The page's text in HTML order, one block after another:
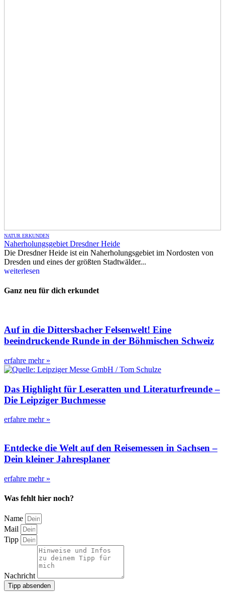
NATUR ERKUNDEN
Naherholungsgebiet Dresdner Heide
Die Dresdner Heide ist ein Naherholungsgebiet im Nordosten von
Dresden und eines der größten Stadtwälder...
weiterlesen
Ganz neu für dich erkundet
Auf in die Dittersbacher Felsenwelt! Eine
beeindruckende Runde in der Böhmischen Schweiz
erfahre mehr »
Das Highlight für Leseratten und Literaturfreunde –
Die Leipziger Buchmesse
erfahre mehr »
Entdecke die Welt auf den Reisemessen in Sachsen –
Dein kleiner Jahresplaner
erfahre mehr »
Was fehlt hier noch?
Name
Mail
Tipp
Nachricht
Tipp absenden